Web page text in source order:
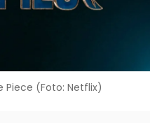
Piece (Foto: Netflix)